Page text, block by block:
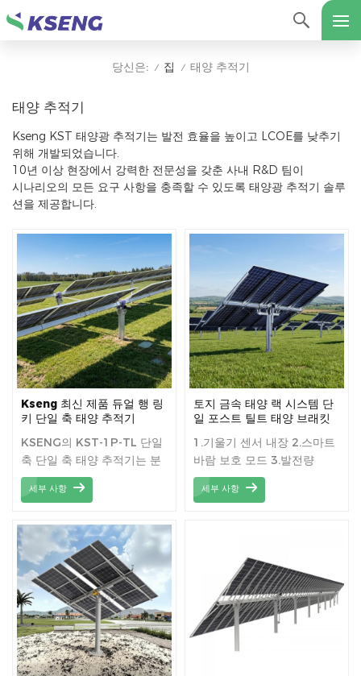
당신은: / 집 / 태양 추적기
태양 추적기
Kseng KST 태양광 추적기는 발전 효율을 높이고 LCOE를 낮추기
위해 개발되었습니다.
10년 이상 현장에서 강력한 전문성을 갖춘 사내 R&D 팀이
시나리오의 모든 요구 사항을 충족할 수 있도록 태양광 추적기 솔루
션을 제공합니다.
Kseng 최신 제품 듀얼 행 링
키 단일 축 태양 추적기
KSENG의 KST-1P-TL 단일
축 단일 축 태양 추적기는 분
산 액션 아키텍처를 구현하여
각 행을 추적 방법 "천문학적
을 사용하여 자체 모터로 독
립적으로 제어 할 수있게합니
다.
세부 사항
토지 금속 태양 랙 시스템 단
일 포스트 틸트 태양 브래킷
1.기울기 센서 내장 2.스마트
바람 보호 모드 3.발전량
10~25% 증가 4.AC 전원 또
는 자체 전원 공급 옵션
세부 사항